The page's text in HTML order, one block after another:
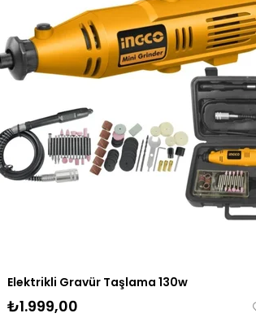
Elektrikli Gravür Taşlama 130w
₺1.999,00